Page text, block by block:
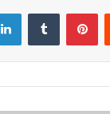
LinkedinTumblr